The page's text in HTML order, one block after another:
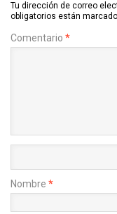
Tu dirección de correo
obligatorios están
Comentario *
Nombre *